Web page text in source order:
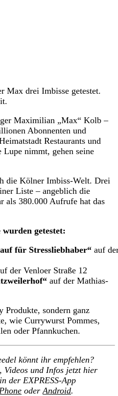
Max drei Imbisse getestet.
Maximilian „Max“ Kolb –
Abonnenten und
Restaurants und
Lupe nimmt, gehen seine
die Kölner Imbiss-Welt. Drei
Liste – angeblich die
als 380.000 Aufrufe hat das
getestet:
für Stressliebhaber“ auf
der Venloer Straße 12
auf der Mathias-
Produkte, sondern ganz
wie Currywurst Pommes,
oder Pfannkuchen.
könnt ihr empfehlen?
Videos und Infos jetzt hier
der EXPRESS-App
oder Android.